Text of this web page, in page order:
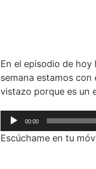
En el episodio de
semana estamos con
vistazo porque es un
Reproductor
de
audio
00:00
Escúchame en tu